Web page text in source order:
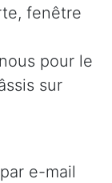
fenêtre
pour le
sur
e-mail